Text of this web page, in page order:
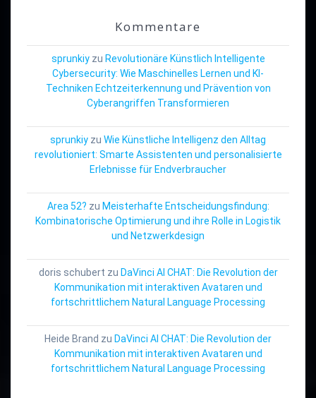
Kommentare
sprunkiyzu Revolutionäre Künstlich Intelligente
Cybersecurity: Wie Maschinelles Lernen und KI-
Techniken Echtzeiterkennung und Prävention von
Cyberangriffen Transformieren
sprunkiy zu Wie Künstliche Intelligenz den Alltag
revolutioniert: Smarte Assistenten und personalisierte
Erlebnisse für Endverbraucher
Area 52? zu Meisterhafte Entscheidungsfindung:
Kombinatorische Optimierung und ihre Rolle in Logistik
und Netzwerkdesign
doris schubert zu DaVinci AI CHAT: Die Revolution der
Kommunikation mit interaktiven Avataren und
fortschrittlichem Natural Language Processing
Heide Brand zu DaVinci AI CHAT: Die Revolution der
Kommunikation mit interaktiven Avataren und
fortschrittlichem Natural Language Processing